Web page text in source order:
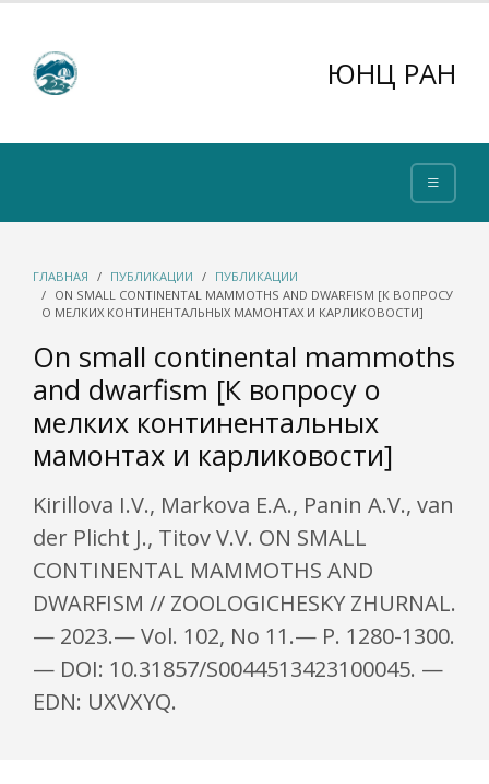
ЮНЦ РАН
ГЛАВНАЯ ПУБЛИКАЦИИ
ПУБЛИКАЦИИ
ON SMALL CONTINENTAL MAMMOTHS AND DWARFISM [К ВОПРОСУ
О МЕЛКИХ КОНТИНЕНТАЛЬНЫХ МАМОНТАХ И КАРЛИКОВОСТИ]
On small continental mammoths
and dwarfism [К вопросу о
мелких континентальных
мамонтах и карликовости]
Kirillova I.V., Markova E.A., Panin A.V., van
der Plicht J., Titov V.V. ON SMALL
CONTINENTAL MAMMOTHS AND
DWARFISM // ZOOLOGICHESKY ZHURNAL.
— 2023.— Vol. 102, No 11.— P. 1280-1300.
— DOI: 10.31857/S0044513423100045. —
EDN: UXVXYQ.